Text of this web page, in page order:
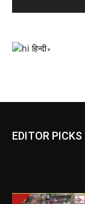
हिन्दी▼
EDITOR PICKS